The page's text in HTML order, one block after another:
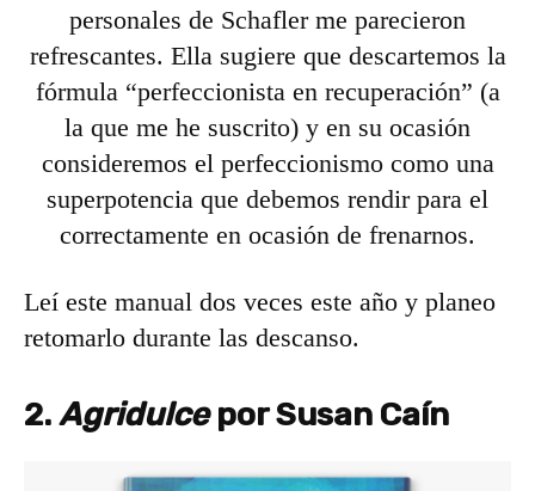
personales de Schafler me parecieron
refrescantes. Ella sugiere que descartemos la
fórmula “perfeccionista en recuperación” (a
la que me he suscrito) y en su ocasión
consideremos el perfeccionismo como una
superpotencia que debemos rendir para el
correctamente en ocasión de frenarnos.
Leí este manual dos veces este año y planeo
retomarlo durante las descanso.
2.Agridulcepor Susan Caín